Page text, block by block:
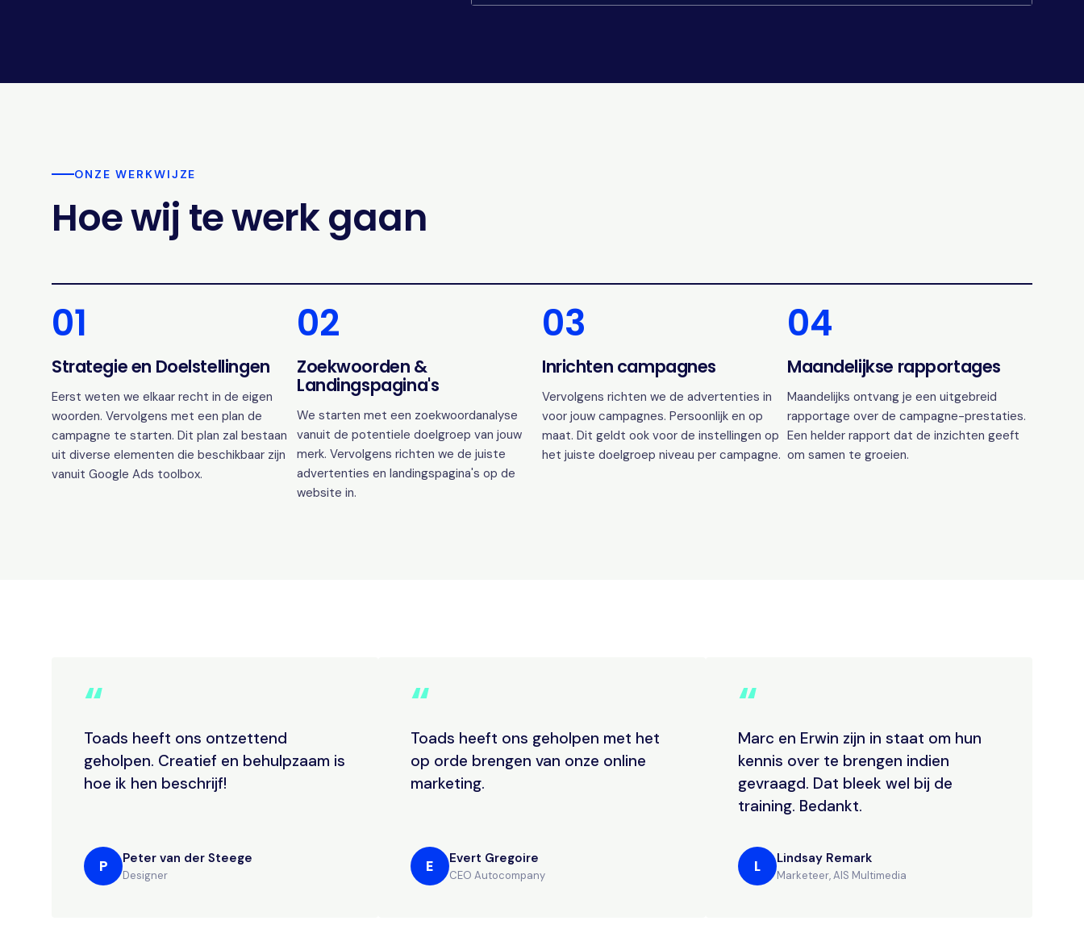
ONZE WERKWIJZE
Hoe wij te werk gaan
01
Strategie en Doelstellingen
Eerst weten we elkaar recht in de eigen
woorden. Vervolgens met een plan de
campagne te starten. Dit plan zal bestaan
uit diverse elementen die beschikbaar zijn
vanuit Google Ads toolbox.
02
Zoekwoorden &
Landingspagina's
We starten met een zoekwoordanalyse
vanuit de potentiele doelgroep van jouw
merk. Vervolgens richten we de juiste
advertenties en landingspagina's op de
website in.
03
Inrichten campagnes
Vervolgens richten we de advertenties in
voor jouw campagnes. Persoonlijk en op
maat. Dit geldt ook voor de instellingen op
het juiste doelgroep niveau per campagne.
04
Maandelijkse rapportages
Maandelijks ontvang je een uitgebreid
rapportage over de campagne-prestaties.
Een helder rapport dat de inzichten geeft
om samen te groeien.
“
Toads heeft ons ontzettend
geholpen. Creatief en behulpzaam is
hoe ik hen beschrijf!
P Peter van der Steege
Designer
“
Toads heeft ons geholpen met het
op orde brengen van onze online
marketing.
E Evert Gregoire
CEO Autocompany
“
Marc en Erwin zijn in staat om hun
kennis over te brengen indien
gevraagd. Dat bleek wel bij de
training. Bedankt.
L Lindsay Remark
Marketeer, AIS Multimedia